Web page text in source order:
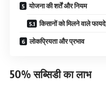
योजना की शर्तें और नियम
किसानों को मिलने वाले फायदे
लोकप्रियता और प्रभाव
50% सब्सिडी का लाभ